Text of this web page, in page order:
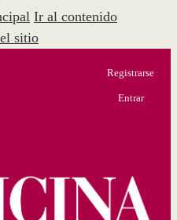
Ir al contenido
sitio
Registrarse
Entrar